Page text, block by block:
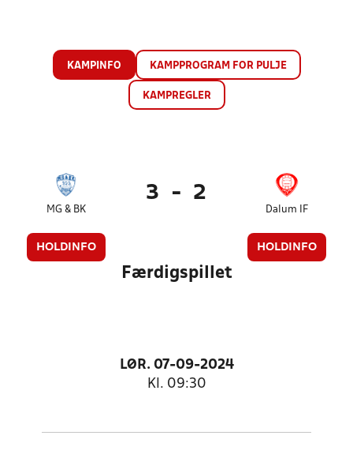
KAMPINFO KAMPPROGRAM FOR PULJE
KAMPREGLER
MG & BK
HOLDINFO
3 - 2
Dalum IF
HOLDINFO
Færdigspillet
LØR. 07-09-2024
Kl. 09:30